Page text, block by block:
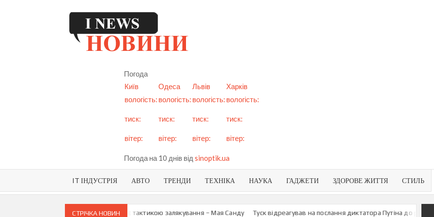
Погода
Київ
Одеса Львів
Харків
вологість:
тиск:
вітер:
вологість:
тиск:
вітер:
вологість:
тиск:
вітер:
вологість:
тиск:
вітер:
Погода на 10 днів від sinoptik.ua
IT ІНДУСТРІЯ АВТО ТРЕНДИ ТЕХНІКА НАУКА ГАДЖЕТИ ЗДОРОВЕ ЖИТТЯ СТИЛЬ
СТРІЧКА НОВИН
анексію Придністров’я є тактикою залякування – Мая Санду Туск відреагував на послання диктатора Путіна до росіян У МЗС